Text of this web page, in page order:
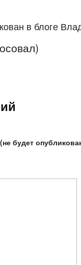
в блоге
будет